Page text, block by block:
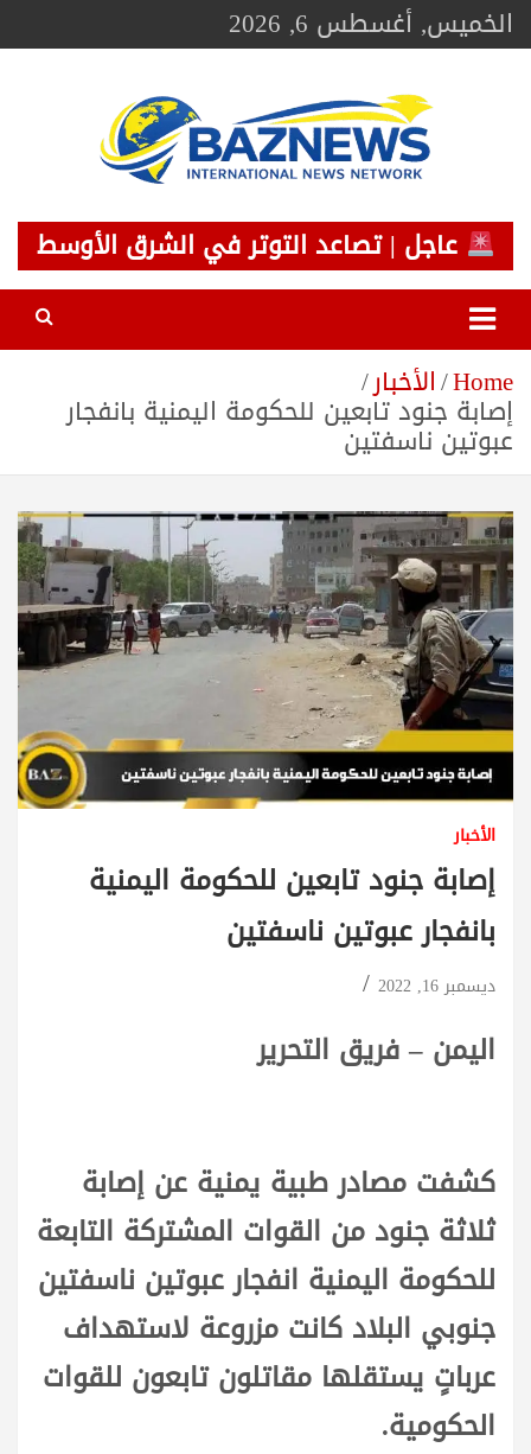
Skip
toالخميس, أغسطس 6, 2026
BAZNEWS
شبكة باز الإخبارية
عاجل | تصاعد التوتر في الشرق الأوسط
Home الأخبار
إصابة جنود تابعين للحكومة اليمنية بانفجار
عبوتين ناسفتين
الأخبار
إصابة جنود تابعين للحكومة اليمنية
بانفجار عبوتين ناسفتين
ديسمبر 16, 2022
اليمن – فريق التحرير
كشفت مصادر طبية يمنية عن إصابة
ثلاثة جنود من القوات المشتركة التابعة
للحكومة اليمنية انفجار عبوتين ناسفتين
جنوبي البلاد كانت مزروعة لاستهداف
عرباتٍ يستقلها مقاتلون تابعون للقوات
الحكومية.